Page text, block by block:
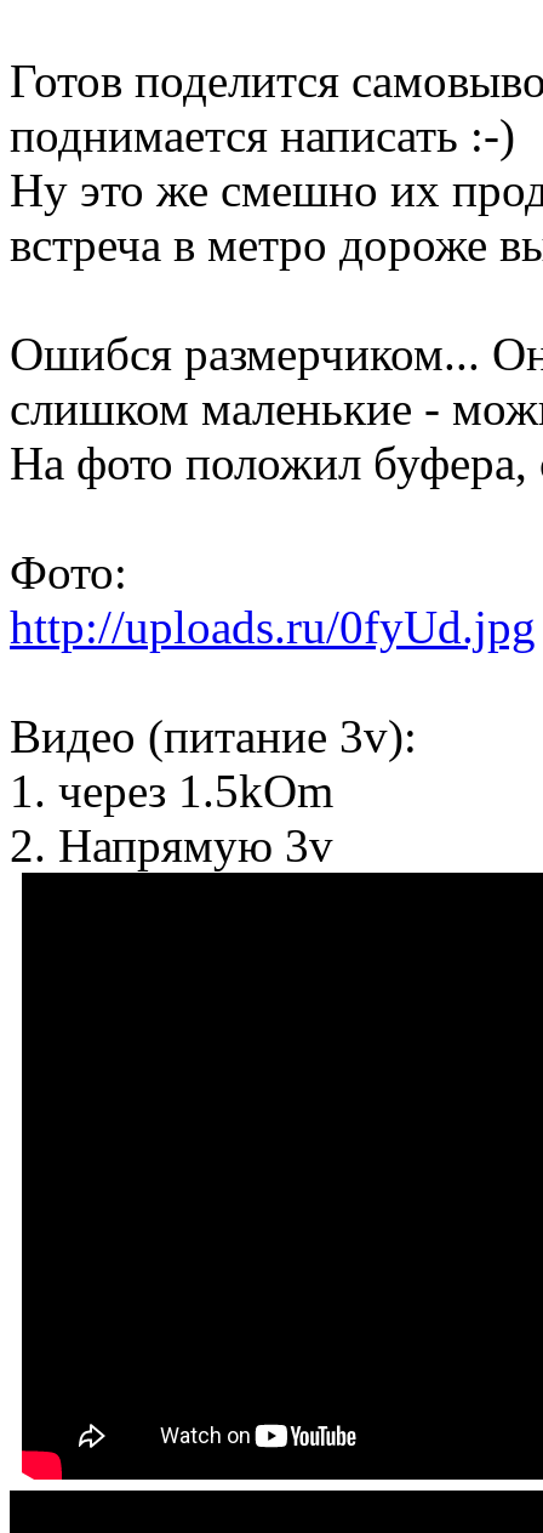
Готов поделится
поднимается написать :-)
Ну это же смешно их
встреча в метро дороже
Ошибся размерчиком...
слишком маленькие -
На фото положил буфера,
Фото:
http://uploads.ru/0fyUd.jpg
Видео (питание 3v):
1. через 1.5kOm
2. Напрямую 3v